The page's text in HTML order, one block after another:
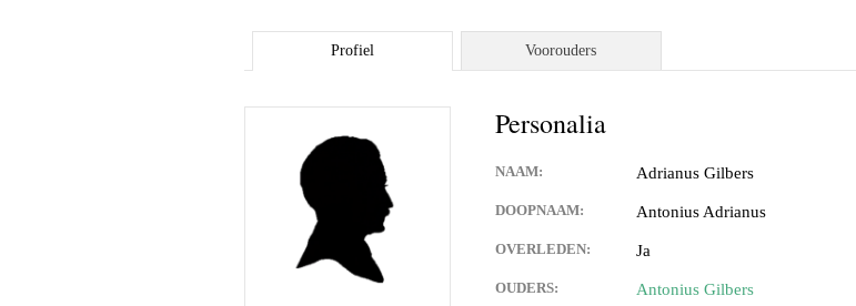
Profiel Voorouders
Personalia
NAAM: Adrianus Gilbers
DOOPNAAM: Antonius Adrianus
OVERLEDEN: Ja
OUDERS:
Antonius Gilbers